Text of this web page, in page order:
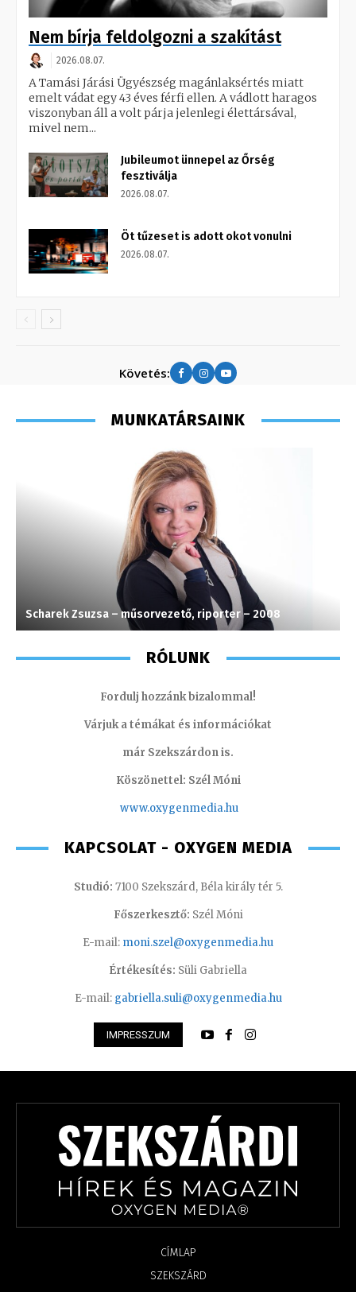
Nem bírja feldolgozni a szakítást
2026.08.07.
A Tamási Járási Ügyészség magánlaksértés miatt
emelt vádat egy 43 éves férfi ellen. A vádlott haragos
viszonyban áll a volt párja jelenlegi élettársával,
mivel nem...
Jubileumot ünnepel az Őrség
fesztiválja
2026.08.07.
Öt tűzeset is adott okot vonulni
2026.08.07.
Követés:
MUNKATÁRSAINK
Scharek Zsuzsa – műsorvezető, riporter – 2008
RÓLUNK
Fordulj hozzánk bizalommal!
Várjuk a témákat és információkat
már Szekszárdon is.
Köszönettel: Szél Móni
www.oxygenmedia.hu
KAPCSOLAT - OXYGEN MEDIA
Studió: 7100 Szekszárd, Béla király tér 5.
Főszerkesztő: Szél Móni
E-mail: moni.szel@oxygenmedia.hu
Értékesítés: Süli Gabriella
E-mail: gabriella.suli@oxygenmedia.hu
IMPRESSZUM
CÍMLAP
SZEKSZÁRD